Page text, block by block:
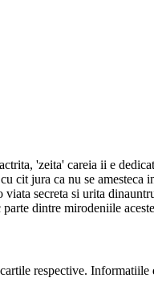
'zeita' careia ii e
cit jura ca nu se
secreta si urita
dintre mirodeniile
respective.